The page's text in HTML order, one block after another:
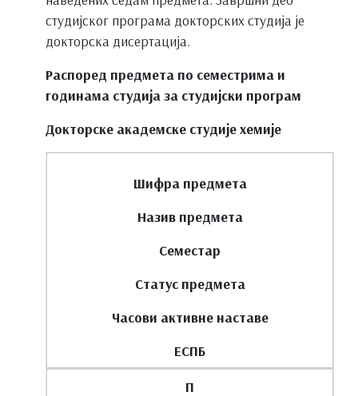
студијског програма докторских студија је
докторска дисертација.
Распоред предмета по семестрима и
годинама студија за студијски програм
Докторске академске студије хемије
Шифра предмета
Назив предмета
Семестар
Статус предмета
Часови активне наставе
ЕСПБ
П